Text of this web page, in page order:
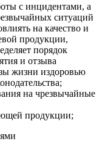
с инцидентами, а
ситуаций
на качество и
продукции,
порядок
и отзыва
жизни издоровью
на чрезвычайные
продукции;